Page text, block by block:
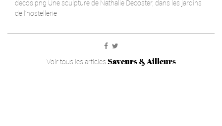
decos.png Une sculpture de Nathalie Decoster, dans les jardins
de l’hostellerie
Voir tous les articles Saveurs & Ailleurs